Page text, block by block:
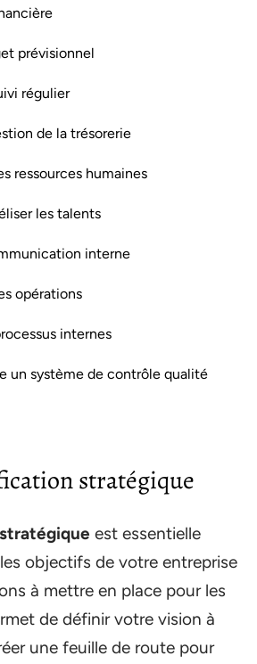
prévisionnel
régulier
de la trésorerie
ressources humaines
les talents
interne
opérations
internes
un système de contrôle qualité
stratégique
est essentielle
objectifs de votre entreprise
à mettre en place pour les
de définir votre vision à
une feuille de route pour